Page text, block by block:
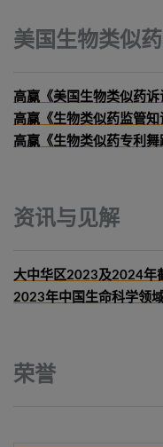
美国生物类似
高赢《美国生物类似药诉
高赢《生物类似药监管知
高赢《生物类似药专利舞
资讯与见解
大中华区2023及2024年
2023年中国生命科学领
荣誉